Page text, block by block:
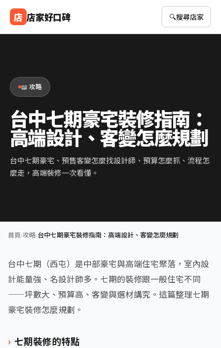
店 店家好口碑 🔍搜尋店家
📖 攻略
台中七期豪宅裝修指南：
高端設計、客變怎麼規劃
台中七期豪宅、預售客變怎麼找設計師、預算怎麼抓、流程怎
麼走，高端裝修一次看懂。
首頁›攻略›台中七期豪宅裝修指南：高端設計、客變怎麼規劃
台中七期（西屯）是中部豪宅與高端住宅聚落，室內設
計能量強、名設計師多。七期的裝修跟一般住宅不同
——坪數大、預算高、客變與選材講究。這篇整理七期
豪宅裝修怎麼規劃。
七期裝修的特點